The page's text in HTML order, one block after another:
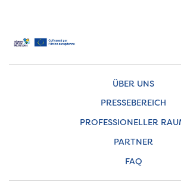
ÜBER UNS
PRESSEBEREICH
PROFESSIONELLER
PARTNER
FAQ